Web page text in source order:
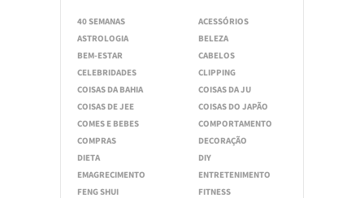
40 SEMANAS
ACESSÓRIOS
ASTROLOGIA
BELEZA
BEM-ESTAR
CABELOS
CELEBRIDADES
CLIPPING
COISAS DA BAHIA
COISAS DA JU
COISAS DE JEE
COISAS DO JAPÃO
COMES E BEBES
COMPORTAMENTO
COMPRAS
DECORAÇÃO
DIETA
DIY
EMAGRECIMENTO
ENTRETENIMENTO
FENG SHUI
FITNESS